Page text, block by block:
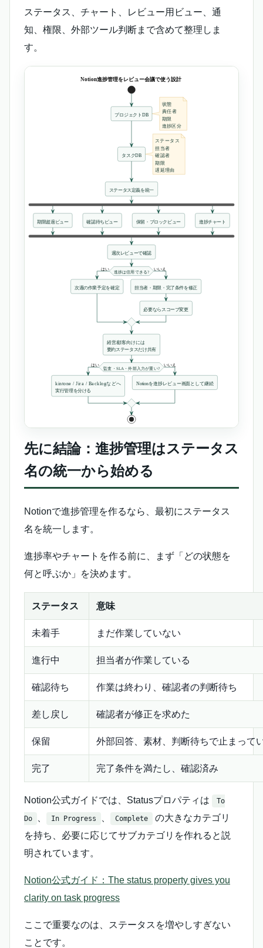
ステータス、チャート、レビュー用ビュー、通
知、権限、外部ツール判断まで含めて整理しま
す。
先に結論：進捗管理はステータス
名の統一から始める
Notionで進捗管理を作るなら、最初にステータス
名を統一します。
進捗率やチャートを作る前に、まず「どの状態を
何と呼ぶか」を決めます。
ステータス 意味
未着手 まだ作業していない
進行中 担当者が作業している
確認待ち 作業は終わり、確認者の判断待ち
差し戻し 確認者が修正を求めた
保留 外部回答、素材、判断待ちで止まって
完了 完了条件を満たし、確認済み
Notion公式ガイドでは、Statusプロパティは To
Do In Progress Complete
の大きなカテゴリ
を持ち、必要に応じてサブカテゴリを作れると説
明されています。
Notion公式ガイド：The status property gives you
clarity on task progress
ここで重要なのは、ステータスを増やしすぎない
ことです。